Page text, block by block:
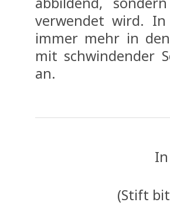
verwendet wird.
immer mehr in
mit schwindender
an.
(Stift